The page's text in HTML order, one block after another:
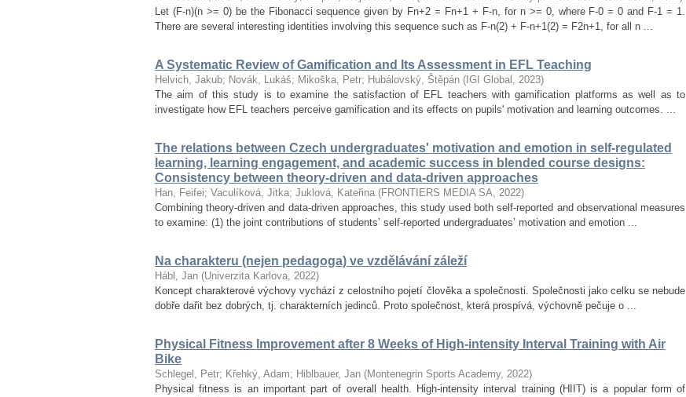
Let (F-n)(n >= 0) be the Fibonacci sequence given by Fn+2 = Fn+1 + F-n, for n >= 0, where F-0 = 0 and F-1 = 1.
There are several interesting identities involving this sequence such as F-n(2) + F-n+1(2) = F2n+1, for all n ...
A Systematic Review of Gamification and Its Assessment in EFL Teaching
Helvich, Jakub; Novák, Lukáš; Mikoška, Petr; Hubálovský, Štěpán ( IGI Global , 2023)
The aim of this study is to examine the satisfaction of EFL teachers with gamification platforms as well as to
investigate how EFL teachers perceive gamification and its effects on pupils' motivation and learning outcomes. ...
The relations between Czech undergraduates' motivation and emotion in self-regulated
learning, learning engagement, and academic success in blended course designs:
Consistency between theory-driven and data-driven approaches
Han, Feifei; Vaculíková, Jitka; Juklová, Kateřina (FRONTIERS MEDIA SA, 2022)
Combining theory-driven and data-driven approaches, this study used both self-reported and observational measures
to examine: (1) the joint contributions of students’ self-reported undergraduates’ motivation and emotion ...
Na charakteru (nejen pedagoga) ve vzdělávání záleží
Hábl, Jan (Univerzita Karlova, 2022)
Koncept charakterové výchovy vychází z celostního pojetí člověka a společnosti. Společnosti jako celku se nebude
dobře dařit bez dobrých, tj. charakterních jedinců. Proto společnost, která prospívá, výchovně pečuje o ...
Physical Fitness Improvement after 8 Weeks of High-intensity Interval Training with Air
Bike
Schlegel, Petr; Křehký, Adam; Hiblbauer, Jan (Montenegrin Sports Academy, 2022)
Physical fitness is an important part of overall health. High-intensity interval training (HIIT) is a popular form of